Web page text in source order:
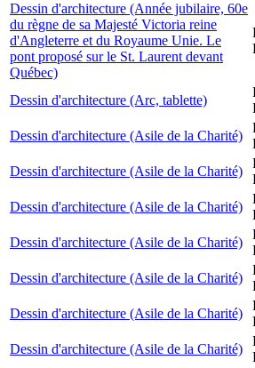
Dessin d'architecture (Année jubilaire, 60e
du règne de sa Majesté Victoria reine
d'Angleterre et du Royaume Unie. Le
pont proposé sur le St. Laurent devant
Québec)
Dessin d'architecture (Arc, tablette)
Dessin d'architecture (Asile de la Charité)
Dessin d'architecture (Asile de la Charité)
Dessin d'architecture (Asile de la Charité)
Dessin d'architecture (Asile de la Charité)
Dessin d'architecture (Asile de la Charité)
Dessin d'architecture (Asile de la Charité)
Dessin d'architecture (Asile de la Charité)